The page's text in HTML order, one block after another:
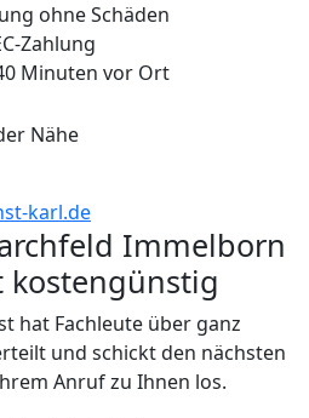
ohne Schäden
Zahlung
Minuten vor Ort
Nähe
karl.de
Immelborn
kostengünstig
hat Fachleute über ganz
und schickt den nächsten
Anruf zu Ihnen los.